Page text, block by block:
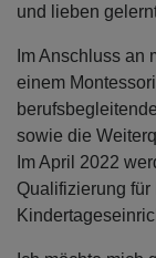
und lieben
Im Anschluss an
einem
sowie die
Im April 2022
Qualifizierung für